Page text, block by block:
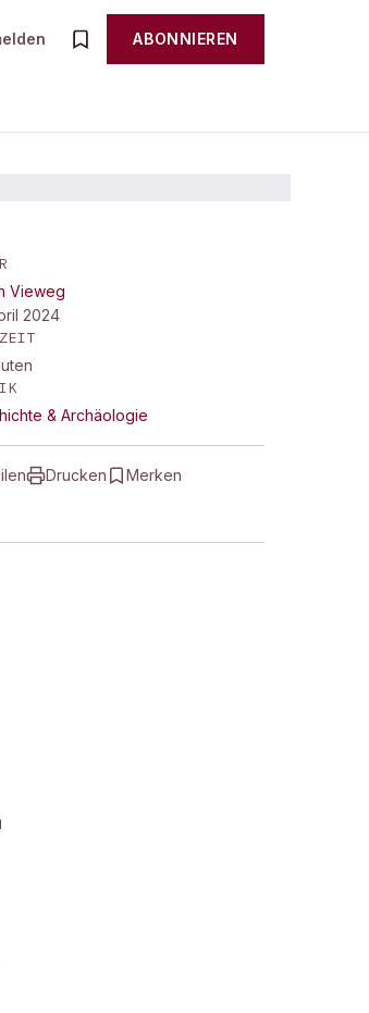
ABONNIEREN
Vieweg
2024
& Archäologie
Drucken Merken